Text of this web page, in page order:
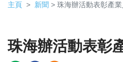
主頁 新聞 > 珠海辦活動表彰產
珠海辦活動表彰